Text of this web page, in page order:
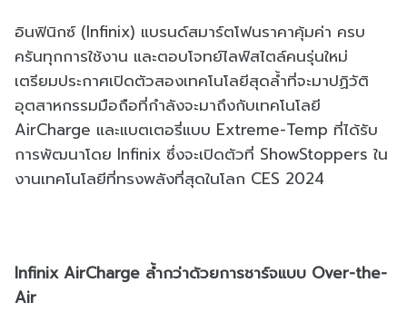
อินฟินิกซ์ (Infinix) แบรนด์สมาร์ตโฟนราคาคุ้มค่า ครบ
ครันทุกการใช้งาน และตอบโจทย์ไลฟ์สไตล์คนรุ่นใหม่
เตรียมประกาศเปิดตัวสองเทคโนโลยีสุดล้ำที่จะมาปฏิวัติ
อุตสาหกรรมมือถือที่กำลังจะมาถึงกับเทคโนโลยี
AirCharge และแบตเตอรี่แบบ Extreme-Temp ที่ได้รับ
การพัฒนาโดย Infinix ซึ่งจะเปิดตัวที่ ShowStoppers ใน
งานเทคโนโลยีที่ทรงพลังที่สุดในโลก CES 2024
Infinix AirCharge ล้ำกว่าด้วยการชาร์จแบบ Over-the-
Air